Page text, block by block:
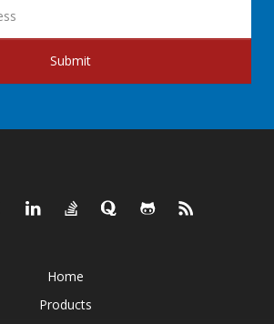
Submit
Home
Products